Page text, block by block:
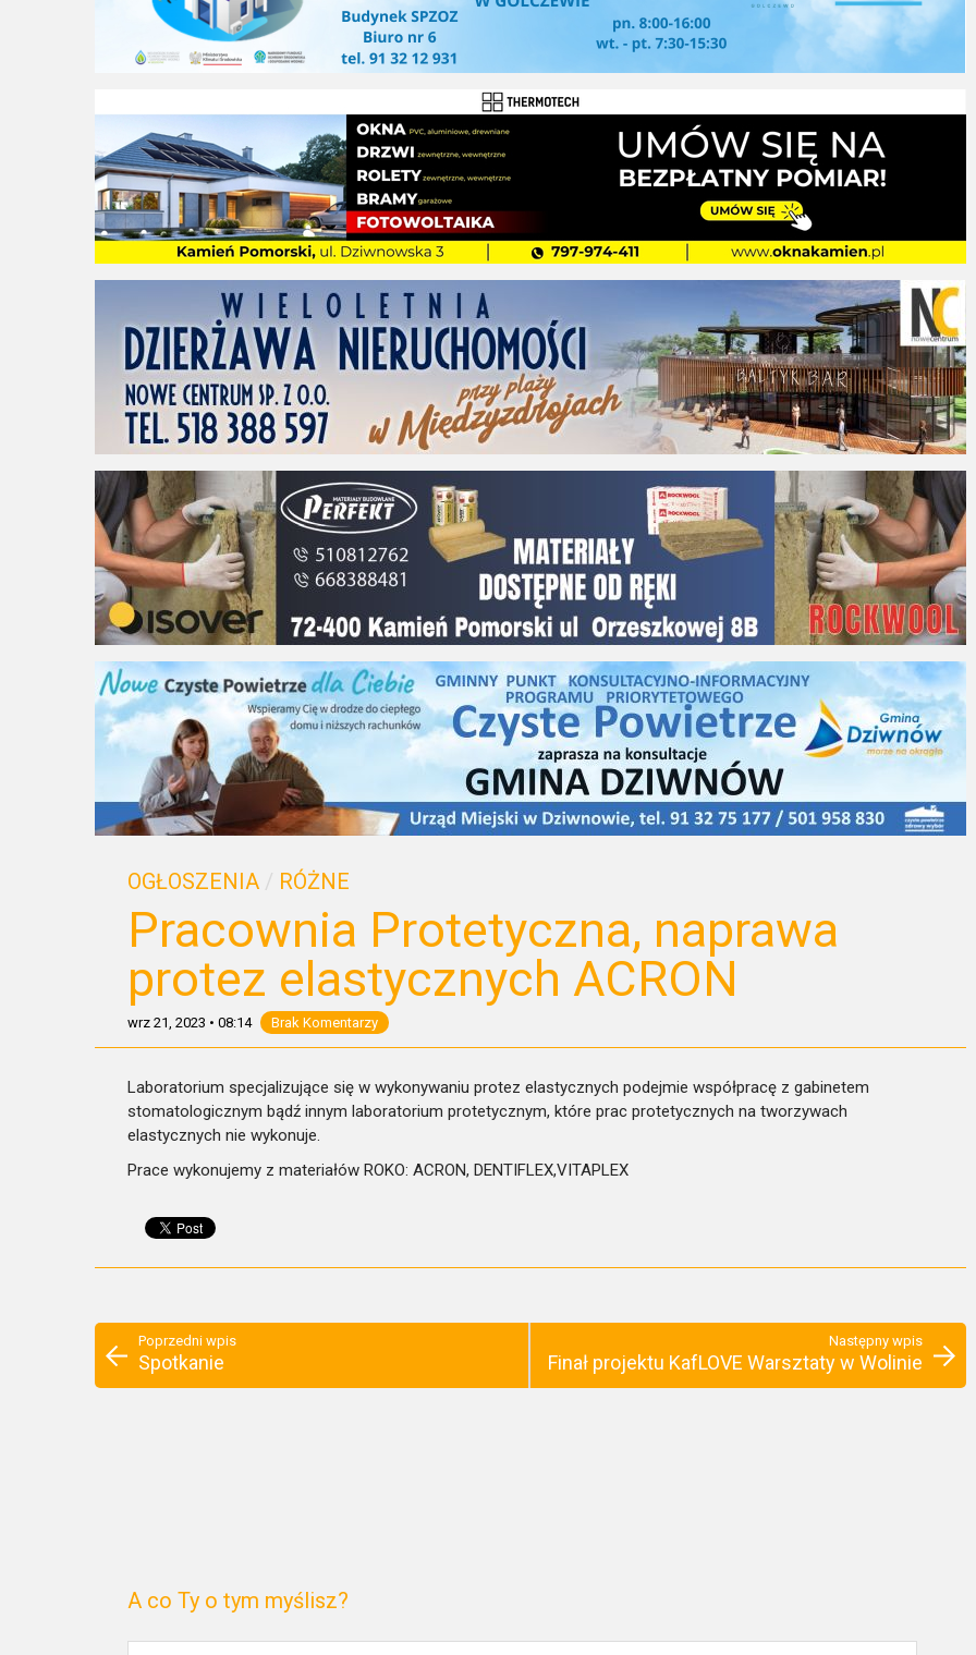
OGŁOSZENIA / RÓŻNE
Pracownia Protetyczna, naprawa
protez elastycznych ACRON
wrz 21, 2023 • 08:14 Brak Komentarzy
Laboratorium specjalizujące się w wykonywaniu protez elastycznych podejmie współpracę z gabinetem
stomatologicznym bądź innym laboratorium protetycznym, które prac protetycznych na tworzywach
elastycznych nie wykonuje.
Prace wykonujemy z materiałów ROKO: ACRON, DENTIFLEX,VITAPLEX
Poprzedni wpis
Spotkanie
Następny wpis
Finał projektu KafLOVE Warsztaty w Wolinie
A co Ty o tym myślisz?